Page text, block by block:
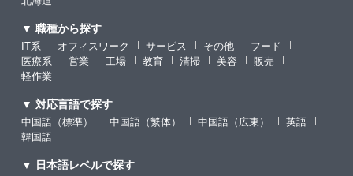
▼ 職種から探す
IT系 オフィスワーク サービス その他
フード
医療系
営業 工場 教育 清掃 美容
販売
軽作業
▼ 対応言語で探す
中国語（標準） 中国語（繁体） 中国語（広東）
英語
韓国語
▼ 日本語レベルで探す